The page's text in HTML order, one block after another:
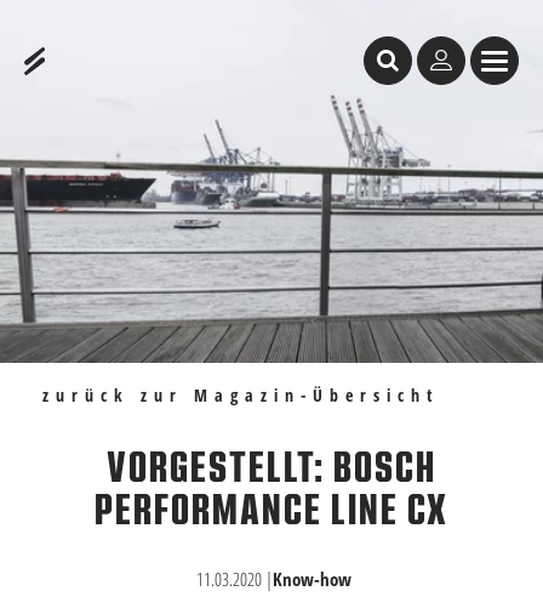
zurück zur Magazin-Übersicht
VORGESTELLT: BOSCH
PERFORMANCE LINE CX
11.03.2020 |Know-how